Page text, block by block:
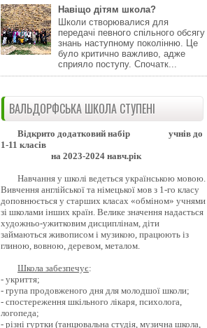
Навіщо дітям школа?
Школи створювалися для
передачі певного спільного обсягу
знань наступному поколінню. Це
було критично важливо, адже
сприяло поступу. Спочатк...
ВАЛЬДОРФСЬКА ШКОЛА СТУПЕНІ
Відкрито додатковий набір
учнів до
1-11 класів
на 2023-2024 навч.рік
Навчання у школі ведеться українською мовою.
Вивчення англійської та німецької мов з 1-го класу
доповнюється у старших класах «обміном» учнями
зі школами інших країн. Велике значення надається
художньо-ужитковим дисциплінам, діти
займаються живописом і музикою, працюють із
глиною, вовною, деревом, металом.
Школа забезпечує:
- укриття;
- група продовженого дня для молодшої школи;
- спостереження шкільного лікаря, психолога,
логопеда;
- різні гуртки (танцювальна студія, музична школа,